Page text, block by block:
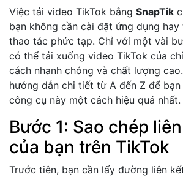
Việc tải video TikTok bằng SnapTik
bạn không cần cài đặt ứng dụng hay
thao tác phức tạp. Chỉ với một vài
có thể tải xuống video TikTok của
cách nhanh chóng và chất lượng
hướng dẫn chi tiết từ A đến Z để
công cụ này một cách hiệu quả nhất.
Bước 1: Sao chép
của bạn trên TikTok
Trước tiên, bạn cần lấy đường liên